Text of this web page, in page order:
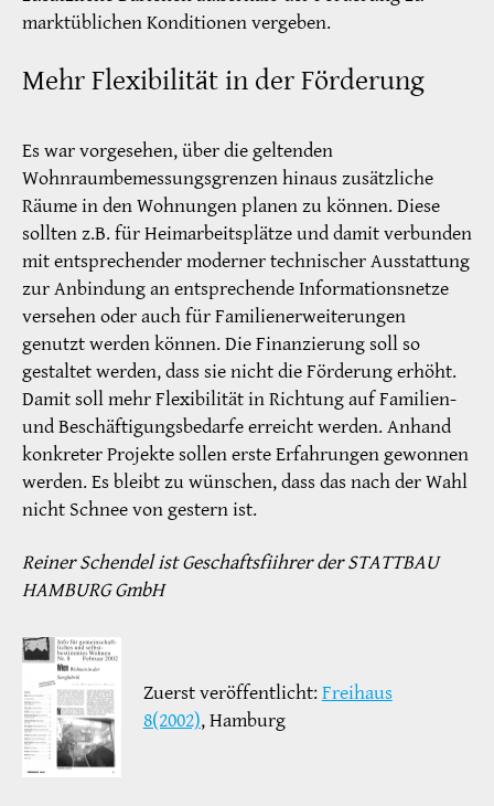
marktüblichen Konditionen vergeben.
Mehr Flexibilität in der Förderung
Es war vorgesehen, über die geltenden
Wohnraumbemessungsgrenzen hinaus zusätzliche
Räume in den Wohnungen planen zu können. Diese
sollten z.B. für Heimarbeitsplätze und damit verbunden
mit entsprechender moderner technischer Ausstattung
zur Anbindung an entsprechende Informationsnetze
versehen oder auch für Familienerweiterungen
genutzt werden können. Die Finanzierung soll so
gestaltet werden, dass sie nicht die Förderung erhöht.
Damit soll mehr Flexibilität in Richtung auf Familien-
und Beschäftigungsbedarfe erreicht werden. Anhand
konkreter Projekte sollen erste Erfahrungen gewonnen
werden. Es bleibt zu wünschen, dass das nach der Wahl
nicht Schnee von gestern ist.
Reiner Schendel ist Geschaftsfiihrer der STATTBAU
HAMBURG GmbH
Zuerst veröffentlicht:Freihaus
8(2002), Hamburg